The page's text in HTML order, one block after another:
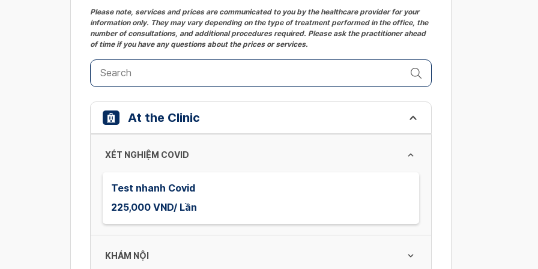
Please note, services and prices are communicated to you by the healthcare provider for your
information only. They may vary depending on the type of treatment performed in the office, the
number of consultations, and additional procedures required. Please ask the practitioner ahead
of time if you have any questions about the prices or services.
At the Clinic
XÉT NGHIỆM COVID
Test nhanh Covid
225,000 VND/ Lần
KHÁM NỘI